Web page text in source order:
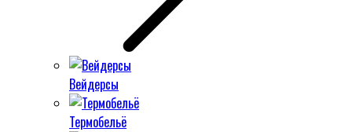
Вейдерсы
Термобельё